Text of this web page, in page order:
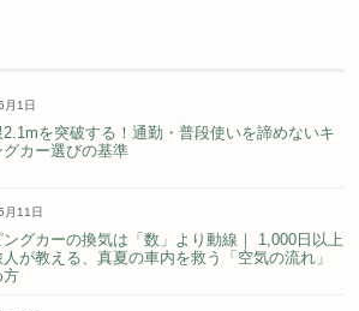
月1日
を突破する！通勤・普段使いを諦めないキ
グカー選びの基準
月11日
ングカーの換気は「数」より動線｜ 1,000日以上
が教える、真夏の車内を救う「空気の流れ」
方